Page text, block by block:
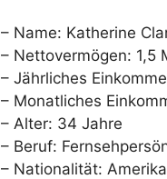
– Name: Katherine
– Nettovermögen: 1,5
– Jährliches
– Monatliches
– Alter: 34 Jahre
– Beruf:
– Nationalität: